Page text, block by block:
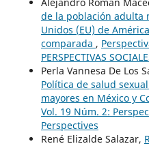
de la población adulta
Unidos (EU) de
comparada ,
PERSPECTIVAS
Perla Vannesa De Los
Política de salud
mayores en México y
Vol. 19 Núm. 2:
Perspectives
René Elizalde Salazar,